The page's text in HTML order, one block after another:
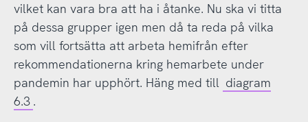
vilket kan vara bra att ha i åtanke. Nu ska vi titta
på dessa grupper igen men då ta reda på vilka
som vill fortsätta att arbeta hemifrån efter
rekommendationerna kring hemarbete under
pandemin har upphört. Häng med till diagram
6.3 .